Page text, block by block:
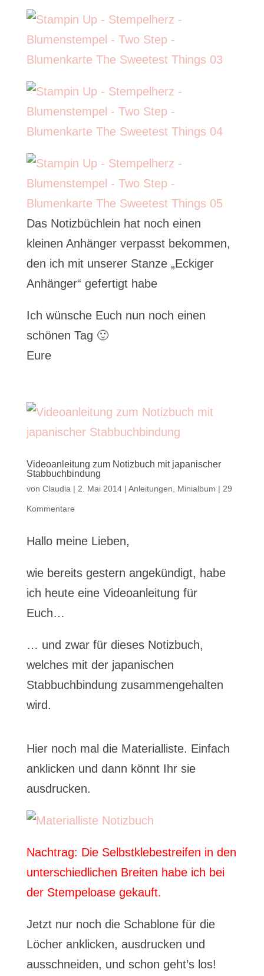
Das Notizbüchlein hat noch einen
kleinen Anhänger verpasst bekommen,
den ich mit unserer Stanze „Eckiger
Anhänger“ gefertigt habe
Ich wünsche Euch nun noch einen
schönen Tag 🙂
Eure
Videoanleitung zum Notizbuch mit japanischer
Stabbuchbindung
von Claudia | 2. Mai 2014| Anleitungen Minialbum | 29
Kommentare
Hallo meine Lieben,
wie bereits gestern angekündigt, habe
ich heute eine Videoanleitung für
Euch…
… und zwar für dieses Notizbuch,
welches mit der japanischen
Stabbuchbindung zusammengehalten
wird.
Hier noch mal die Materialliste. Einfach
anklicken und dann könnt Ihr sie
ausdrucken.
Nachtrag: Die Selbstklebestreifen in den
unterschiedlichen Breiten habe ich bei
der Stempeloase gekauft.
Jetzt nur noch die Schablone für die
Löcher anklicken, ausdrucken und
ausschneiden, und schon geht’s los!